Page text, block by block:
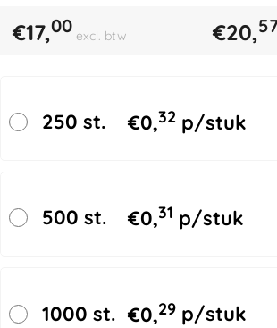
€17,00 excl. btw €20,
250 st. €0,32 p/stuk
500 st. €0,31 p/stuk
1000 st. €0,29 p/stuk